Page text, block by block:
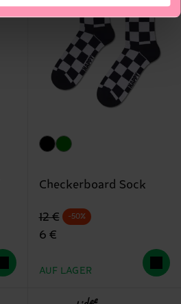
Checkerboard Sock
Originalpreis
12 €
Reduzierter Preis
6 €
-50%
AUF LAGER